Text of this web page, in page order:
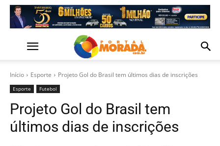
Início Esporte Projeto Gol do Brasil tem últimos dias de inscrições
Esporte Futebol
Projeto Gol do Brasil tem
últimos dias de inscrições